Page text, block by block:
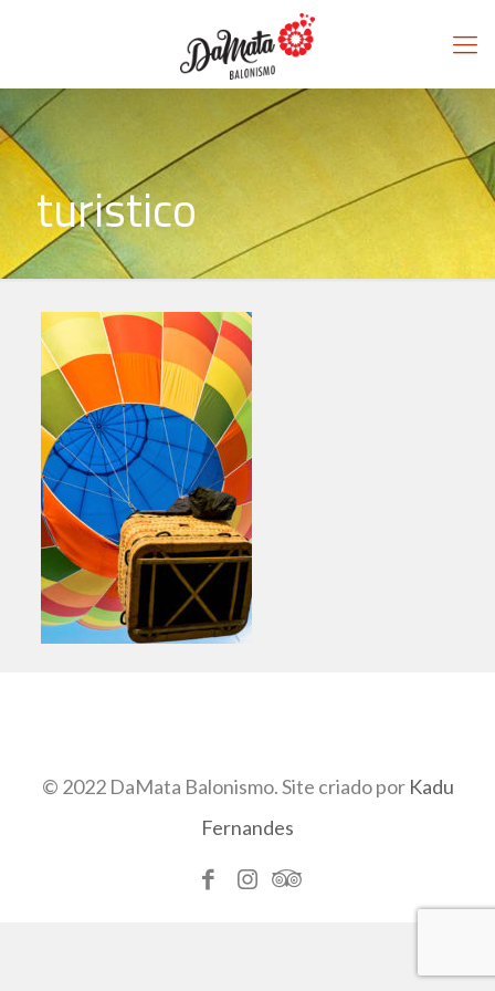
turistico
© 2022 DaMata Balonismo. Site criado por Kadu
Fernandes